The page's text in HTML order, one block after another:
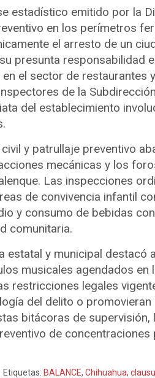
estadístico emitido por la
en los perímetros
el arresto de un
presunta responsabilidad
el sector de restaurantes
de la
del establecimiento
y patrullaje preventivo
mecánicas y los
Las inspecciones
de convivencia infantil
y consumo de bebidas
comunitaria.
estatal y municipal destacó
musicales agendados en
restricciones legales
del delito o
bitácoras de
de
Etiquetas: BALANCE,Chihuahua,